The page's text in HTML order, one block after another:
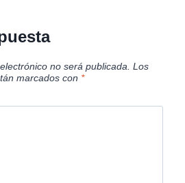
no será publicada. Los
marcados con *